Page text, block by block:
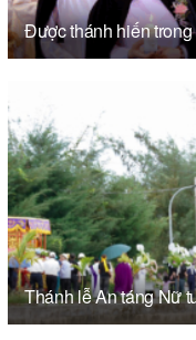
Được thánh hiến
Thánh lễ An táng Nữ